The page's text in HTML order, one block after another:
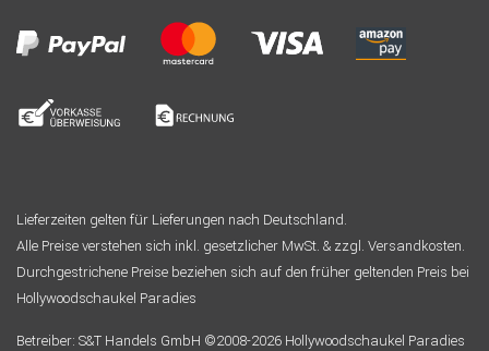
Lieferzeiten gelten für Lieferungen nach Deutschland.
Alle Preise verstehen sich inkl. gesetzlicher MwSt. & zzgl. Versandkosten.
Durchgestrichene Preise beziehen sich auf den früher geltenden Preis bei
Hollywoodschaukel Paradies
Betreiber: S&T Handels GmbH ©2008-2026 Hollywoodschaukel Paradies